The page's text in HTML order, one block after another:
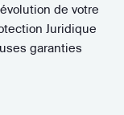
de votre
Juridique
garanties